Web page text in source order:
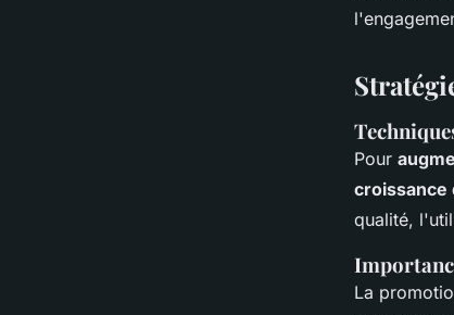
Pour
croissance
qualité,
La